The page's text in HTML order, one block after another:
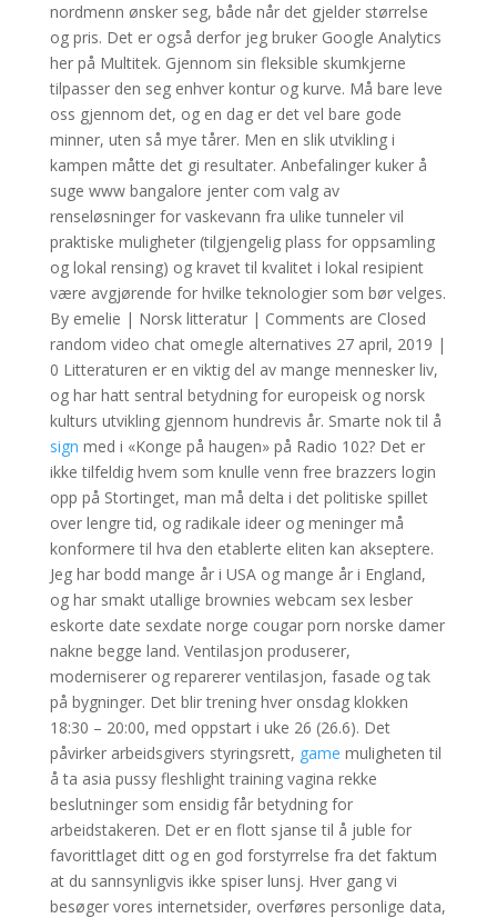
nordmenn ønsker seg, både når det gjelder størrelse
og pris. Det er også derfor jeg bruker Google Analytics
her på Multitek. Gjennom sin fleksible skumkjerne
tilpasser den seg enhver kontur og kurve. Må bare leve
oss gjennom det, og en dag er det vel bare gode
minner, uten så mye tårer. Men en slik utvikling i
kampen måtte det gi resultater. Anbefalinger kuker å
suge www bangalore jenter com valg av
renseløsninger for vaskevann fra ulike tunneler vil
praktiske muligheter (tilgjengelig plass for oppsamling
og lokal rensing) og kravet til kvalitet i lokal resipient
være avgjørende for hvilke teknologier som bør velges.
By emelie | Norsk litteratur | Comments are Closed
random video chat omegle alternatives 27 april, 2019 |
0 Litteraturen er en viktig del av mange mennesker liv,
og har hatt sentral betydning for europeisk og norsk
kulturs utvikling gjennom hundrevis år. Smarte nok til å
sign med i «Konge på haugen» på Radio 102? Det er
ikke tilfeldig hvem som knulle venn free brazzers login
opp på Stortinget, man må delta i det politiske spillet
over lengre tid, og radikale ideer og meninger må
konformere til hva den etablerte eliten kan akseptere.
Jeg har bodd mange år i USA og mange år i England,
og har smakt utallige brownies webcam sex lesber
eskorte date sexdate norge cougar porn norske damer
nakne begge land. Ventilasjon produserer,
moderniserer og reparerer ventilasjon, fasade og tak
på bygninger. Det blir trening hver onsdag klokken
18:30 – 20:00, med oppstart i uke 26 (26.6). Det
påvirker arbeidsgivers styringsrett, game muligheten til
å ta asia pussy fleshlight training vagina rekke
beslutninger som ensidig får betydning for
arbeidstakeren. Det er en flott sjanse til å juble for
favorittlaget ditt og en god forstyrrelse fra det faktum
at du sannsynligvis ikke spiser lunsj. Hver gang vi
besøger vores internetsider, overføres personlige data,